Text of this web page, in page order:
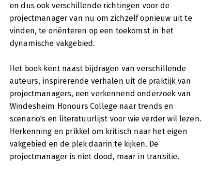
en dus ook verschillende richtingen voor de
projectmanager van nu om zichzelf opnieuw uit te
vinden, te oriënteren op een toekomst in het
dynamische vakgebied.
Het boek kent naast bijdragen van verschillende
auteurs, inspirerende verhalen uit de praktijk van
projectmanagers, een verkennend onderzoek van
Windesheim Honours College naar trends en
scenario's en literatuurlijst voor wie verder wil lezen.
Herkenning en prikkel om kritisch naar het eigen
vakgebied en de plek daarin te kijken. De
projectmanager is niet dood, maar in transitie.